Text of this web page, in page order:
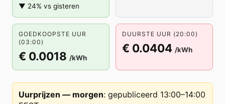
▼ 24% vs gisteren
GOEDKOOPSTE UUR
(03:00)
€ 0.0018 /kWh
DUURSTE UUR (20:00)
€ 0.0404 /kWh
Uurprijzen — morgen: gepubliceerd 13:00–14:00